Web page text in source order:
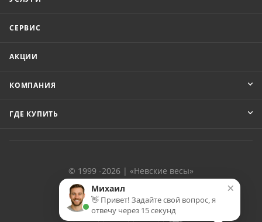
СЕРВИС
АКЦИИ
КОМПАНИЯ
ГДЕ КУПИТЬ
© 1999 -2026 | «Невские весы»
×
Михаил
👋 Привет! Задайте свой вопрос, я
отвечу через 15 секунд